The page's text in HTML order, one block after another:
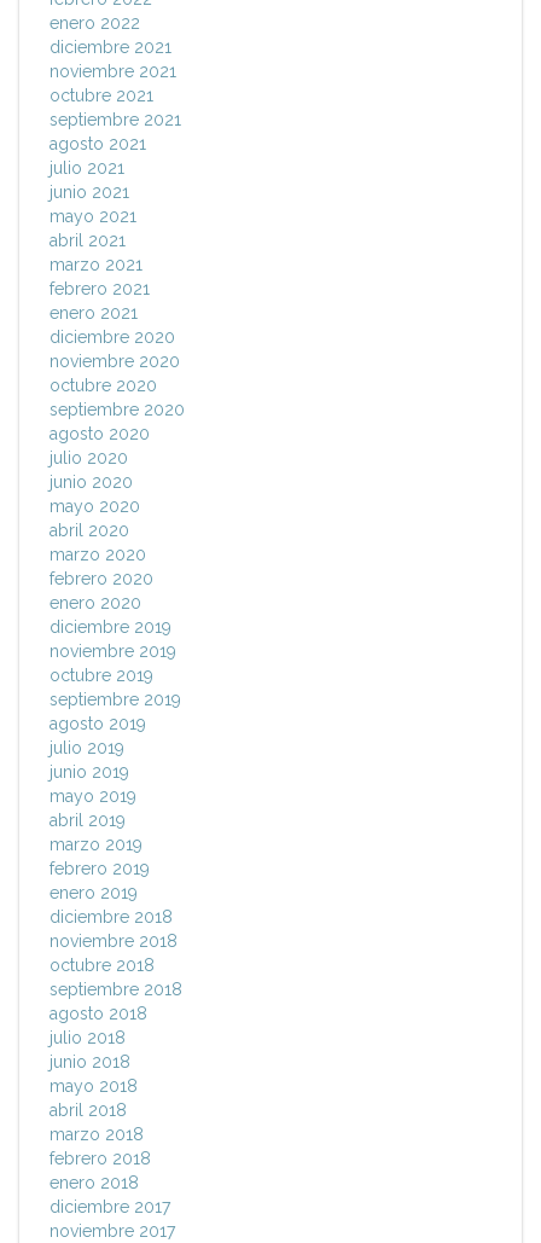
enero 2022
diciembre 2021
noviembre 2021
octubre 2021
septiembre 2021
agosto 2021
julio 2021
junio 2021
mayo 2021
abril 2021
marzo 2021
febrero 2021
enero 2021
diciembre 2020
noviembre 2020
octubre 2020
septiembre 2020
agosto 2020
julio 2020
junio 2020
mayo 2020
abril 2020
marzo 2020
febrero 2020
enero 2020
diciembre 2019
noviembre 2019
octubre 2019
septiembre 2019
agosto 2019
julio 2019
junio 2019
mayo 2019
abril 2019
marzo 2019
febrero 2019
enero 2019
diciembre 2018
noviembre 2018
octubre 2018
septiembre 2018
agosto 2018
julio 2018
junio 2018
mayo 2018
abril 2018
marzo 2018
febrero 2018
enero 2018
diciembre 2017
noviembre 2017